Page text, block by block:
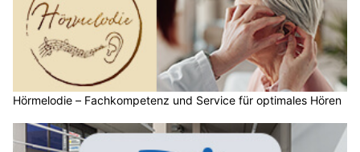
Hörmelodie – Fachkompetenz und Service für optimales Hören